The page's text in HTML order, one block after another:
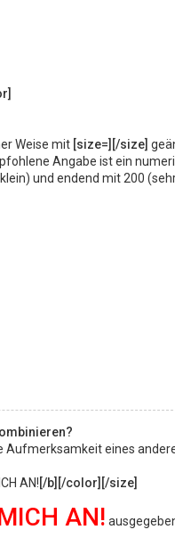
Weise mit [size=][/size]
Angabe ist ein
und endend mit 200
Aufmerksamkeit eines
AN![/b][/color][/size]
AN!